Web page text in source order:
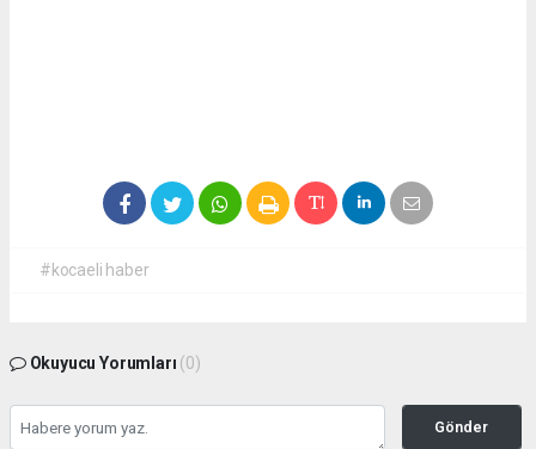
#kocaeli haber
Okuyucu Yorumları (0)
Gönder